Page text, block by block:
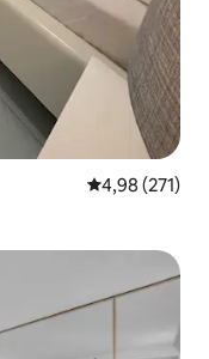
Gemiddelde
4,98 (271)